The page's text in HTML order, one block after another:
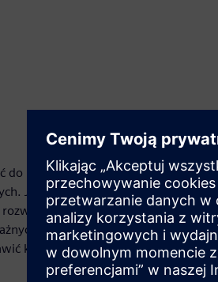
do
Jego
rozwoju.
komfort
Włącz swoje
chmurze Climatix
energii przez
Zintegruj S400 na
protokołów,
szeroką